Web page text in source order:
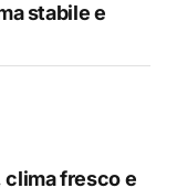
stabile e
fresco e